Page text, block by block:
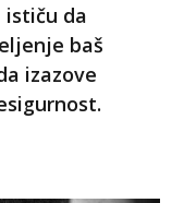
da
baš
izazove